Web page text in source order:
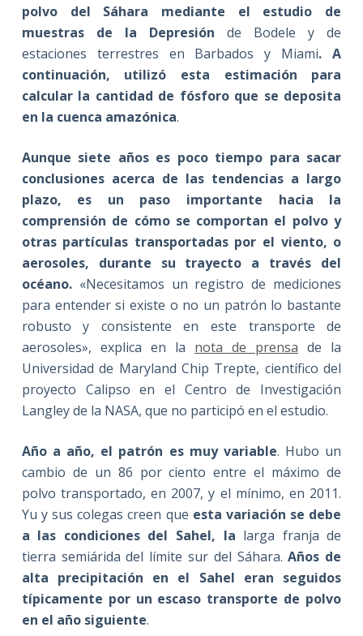
polvo del Sáhara mediante el estudio de
muestras de la Depresión de Bodele y de
estaciones terrestres en Barbados y Miami. A
continuación, utilizó esta estimación para
calcular la cantidad de fósforo que se deposita
en la cuenca amazónica.
Aunque siete años es poco tiempo para sacar
conclusiones acerca de las tendencias a largo
plazo, es un paso importante hacia la
comprensión de cómo se comportan el polvo y
otras partículas transportadas por el viento, o
aerosoles, durante su trayecto a través del
océano.«Necesitamos un registro de mediciones
para entender si existe o no un patrón lo bastante
robusto y consistente en este transporte de
aerosoles», explica en la nota de prensa de la
Universidad de Maryland Chip Trepte, científico del
proyecto Calipso en el Centro de Investigación
Langley de la NASA, que no participó en el estudio.
Año a año, el patrón es muy variable. Hubo un
cambio de un 86 por ciento entre el máximo de
polvo transportado, en 2007, y el mínimo, en 2011.
Yu y sus colegas creen que esta variación se debe
a las condiciones del Sahel, la larga franja de
tierra semiárida del límite sur del Sáhara.Años de
alta precipitación en el Sahel eran seguidos
típicamente por un escaso transporte de polvo
en el año siguiente.